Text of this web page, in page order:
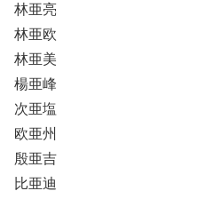
林亜亮
林亜欧
林亜美
楊亜峰
次亜塩
欧亜州
殷亜吉
比亜迪